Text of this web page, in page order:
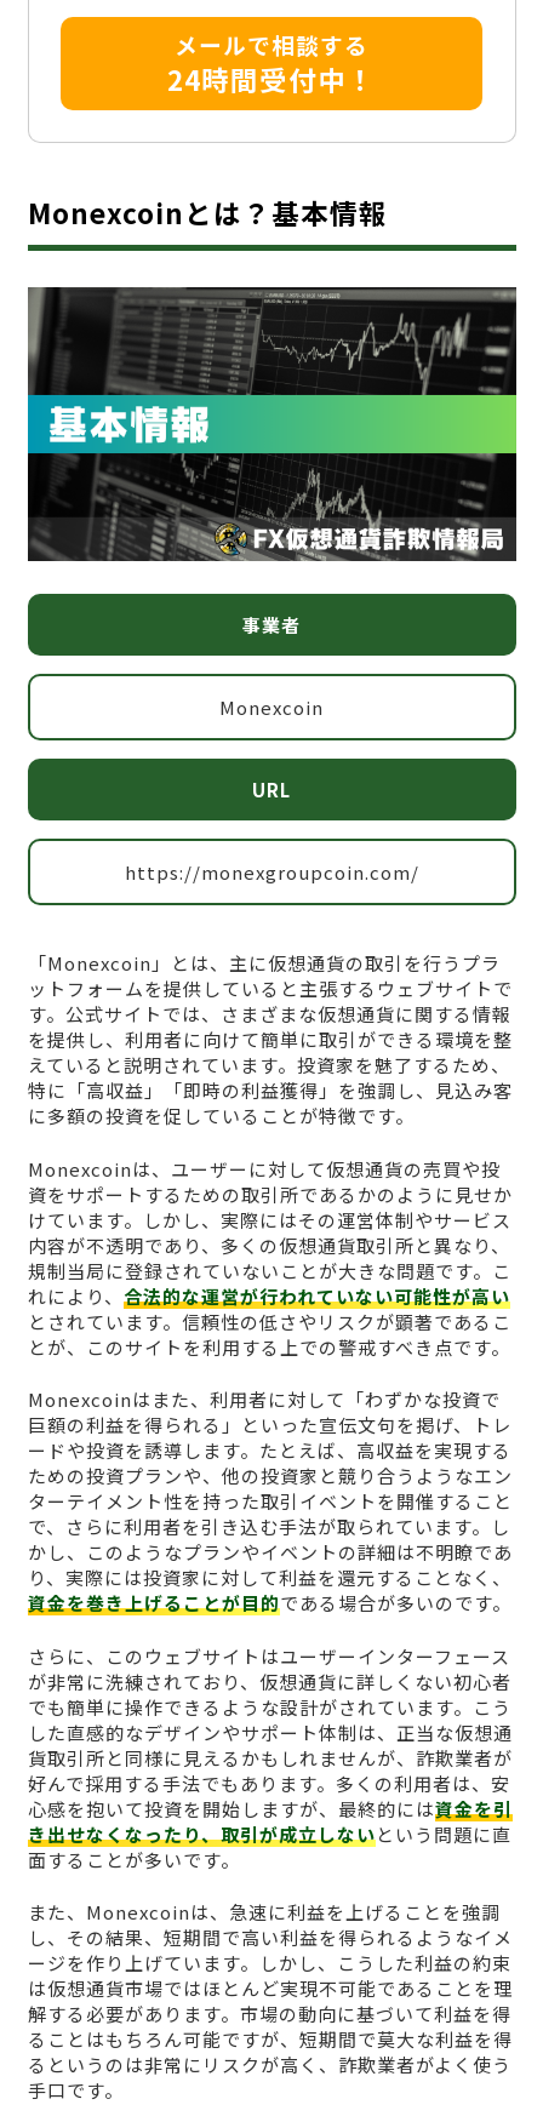
メールで相談する
24時間受付中！
Monexcoinとは？基本情報
事業者
Monexcoin
URL
https://monexgroupcoin.com/
「Monexcoin」とは、主に仮想通貨の取引を行うプラ
ットフォームを提供していると主張するウェブサイトで
す。公式サイトでは、さまざまな仮想通貨に関する情報
を提供し、利用者に向けて簡単に取引ができる環境を整
えていると説明されています。投資家を魅了するため、
特に「高収益」「即時の利益獲得」を強調し、見込み客
に多額の投資を促していることが特徴です。
Monexcoinは、ユーザーに対して仮想通貨の売買や投
資をサポートするための取引所であるかのように見せか
けています。しかし、実際にはその運営体制やサービス
内容が不透明であり、多くの仮想通貨取引所と異なり、
規制当局に登録されていないことが大きな問題です。こ
れにより、 合法的な運営が行われていない可能性が高い
とされています。信頼性の低さやリスクが顕著であるこ
とが、このサイトを利用する上での警戒すべき点です。
Monexcoinはまた、利用者に対して「わずかな投資で
巨額の利益を得られる」といった宣伝文句を掲げ、トレ
ードや投資を誘導します。たとえば、高収益を実現する
ための投資プランや、他の投資家と競り合うようなエン
ターテイメント性を持った取引イベントを開催すること
で、さらに利用者を引き込む手法が取られています。し
かし、このようなプランやイベントの詳細は不明瞭であ
り、実際には投資家に対して利益を還元することなく、
資金を巻き上げることが目的である場合が多いのです。
さらに、このウェブサイトはユーザーインターフェース
が非常に洗練されており、仮想通貨に詳しくない初心者
でも簡単に操作できるような設計がされています。こう
した直感的なデザインやサポート体制は、正当な仮想通
貨取引所と同様に見えるかもしれませんが、詐欺業者が
好んで採用する手法でもあります。多くの利用者は、安
心感を抱いて投資を開始しますが、最終的には資金を引
き出せなくなったり、取引が成立しないという問題に直
面することが多いです。
また、Monexcoinは、急速に利益を上げることを強調
し、その結果、短期間で高い利益を得られるようなイメ
ージを作り上げています。しかし、こうした利益の約束
は仮想通貨市場ではほとんど実現不可能であることを理
解する必要があります。市場の動向に基づいて利益を得
ることはもちろん可能ですが、短期間で莫大な利益を得
るというのは非常にリスクが高く、詐欺業者がよく使う
手口です。